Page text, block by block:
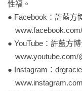
性福。
● Facebook：許藍方
● YouTube：許藍方
www.youtube.com/
● Instagram：